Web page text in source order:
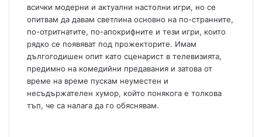
всички модерни и актуални настолни игри, но се
опитвам да давам светлина основно на по-странните,
по-отритнатите, по-апокрифните и тези игри, които
рядко се появяват под прожекторите. Имам
дългогодишен опит като сценарист в телевизията,
предимно на комедийни предавания и затова от
време на време пускам неуместен и
несъдържателен хумор, който понякога е толкова
тъп, че са налага да го обяснявам.